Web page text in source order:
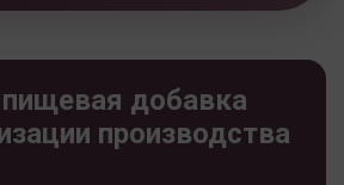
добавка
производства